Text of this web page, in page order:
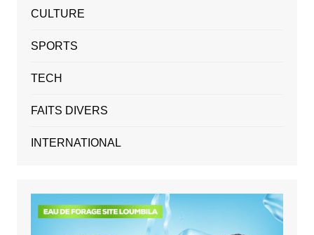
CULTURE
SPORTS
TECH
FAITS DIVERS
INTERNATIONAL